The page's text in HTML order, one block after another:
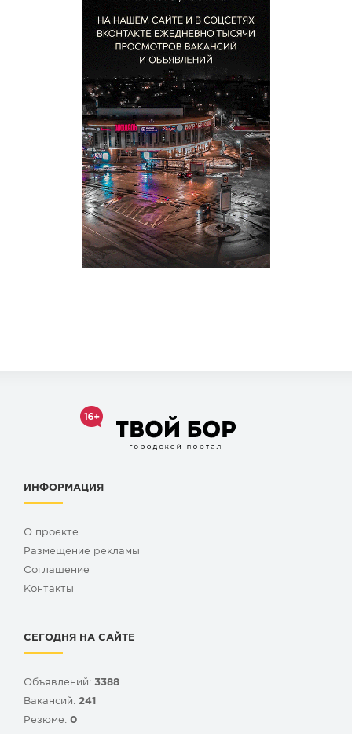
ИНФОРМАЦИЯ
О проекте
Размещение рекламы
Cоглашение
Контакты
СЕГОДНЯ НА САЙТЕ
Объявлений: 3388
Вакансий: 241
Резюме: 0